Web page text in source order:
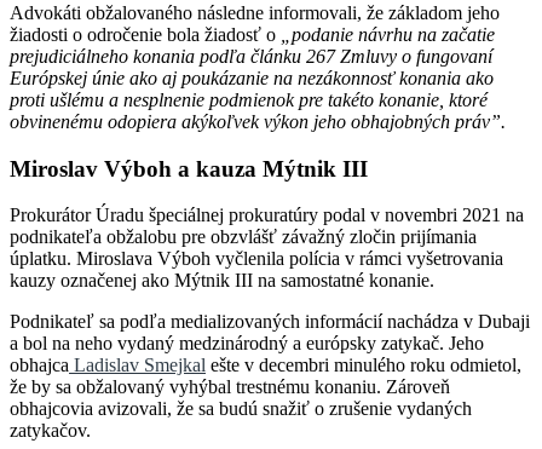
Advokáti obžalovaného následne informovali, že základom jeho
žiadosti o odročenie bola žiadosť o
„podanie návrhu na začatie
prejudiciálneho konania podľa článku 267 Zmluvy o fungovaní
Európskej únie ako aj poukázanie na nezákonnosť konania ako
proti ušlému a nesplnenie podmienok pre takéto konanie, ktoré
obvinenému odopiera akýkoľvek výkon jeho obhajobných práv”.
Miroslav Výboh a kauza Mýtnik III
Prokurátor Úradu špeciálnej prokuratúry podal v novembri 2021 na
podnikateľa obžalobu pre obzvlášť závažný zločin prijímania
úplatku. Miroslava Výboh vyčlenila polícia v rámci vyšetrovania
kauzy označenej ako Mýtnik III na samostatné konanie.
Podnikateľ sa podľa medializovaných informácií nachádza v Dubaji
a bol na neho vydaný medzinárodný a európsky zatykač. Jeho
obhajca Ladislav Smejkal ešte v decembri minulého roku odmietol,
že by sa obžalovaný vyhýbal trestnému konaniu. Zároveň
obhajcovia avizovali, že sa budú snažiť o zrušenie vydaných
zatykačov.